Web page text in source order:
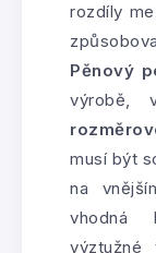
rozdíly
Pěnový
výrobě,
musí být
na
vhodná
výztužné